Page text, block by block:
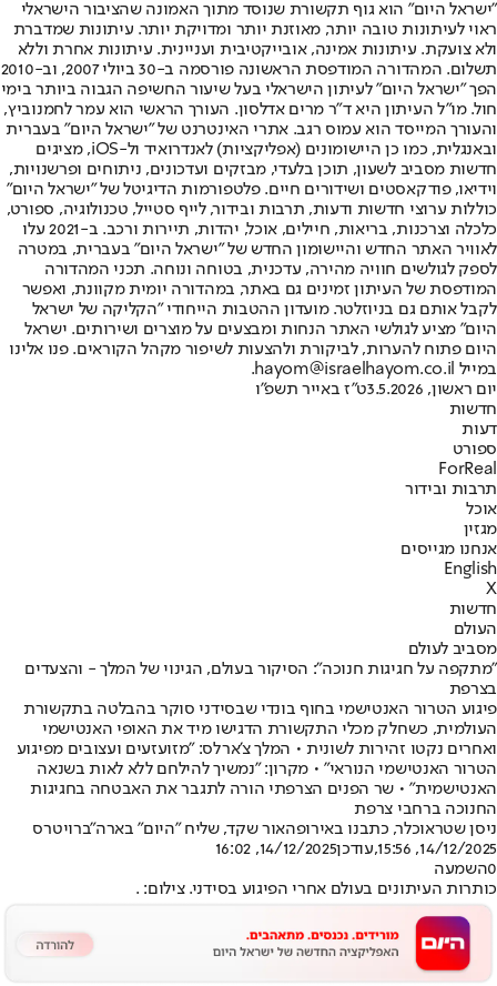
"ישראל היום" הוא גוף תקשורת שנוסד מתוך האמונה שהציבור הישראלי
ראוי לעיתונות טובה יותר, מאוזנת יותר ומדויקת יותר. עיתונות שמדברת
ולא צועקת. עיתונות אמינה, אובייקטיבית ועניינית. עיתונות אחרת וללא
תשלום. המהדורה המודפסת הראשונה פורסמה ב-30 ביולי 2007, וב-2010
הפך "ישראל היום" לעיתון הישראלי בעל שיעור החשיפה הגבוה ביותר בימי
חול. מו"ל העיתון היא ד"ר מרים אדלסון. העורך הראשי הוא עמר לחמנוביץ,
והעורך המייסד הוא עמוס רגב. אתרי האינטרנט של "ישראל היום" בעברית
ובאנגלית, כמו כן היישומונים (אפליקציות) לאנדרואיד ול-iOS, מציגים
חדשות מסביב לשעון, תוכן בלעדי, מבזקים ועדכונים, ניתוחים ופרשנויות,
וידיאו, פודקאסטים ושידורים חיים. פלטפורמות הדיגיטל של "ישראל היום"
כוללות ערוצי חדשות ודעות, תרבות ובידור, לייף סטייל, טכנולוגיה, ספורט,
כלכלה וצרכנות, בריאות, חיילים, אוכל, יהדות, תיירות ורכב. ב-2021 עלו
לאוויר האתר החדש והיישומון החדש של "ישראל היום" בעברית, במטרה
לספק לגולשים חוויה מהירה, עדכנית, בטוחה ונוחה. תכני המהדורה
המודפסת של העיתון זמינים גם באתר, במהדורה יומית מקוונת, ואפשר
לקבל אותם גם בניוזלטר. מועדון ההטבות הייחודי "הקליקה של ישראל
היום" מציע לגולשי האתר הנחות ומבצעים על מוצרים ושירותים. ישראל
היום פתוח להערות, לביקורת ולהצעות לשיפור מקהל הקוראים. פנו אלינו
במייל hayom@israelhayom.co.il.
יום ראשון, 3.5.2026
ט"ז באייר תשפ"ו
חדשות
דעות
ספורט
ForReal
תרבות ובידור
אוכל
מגזין
אנחנו מגייסים
English
X
חדשות
העולם
מסביב לעולם
״מתקפה על חגיגות חנוכה״: הסיקור בעולם, הגינוי של המלך - והצעדים
בצרפת
פיגוע הטרור האנטישמי בחוף בונדי שבסידני סוקר בהבלטה בתקשורת
העולמית, כשחלק מכלי התקשורת הדגישו מיד את האופי האנטישמי
ואחרים נקטו זהירות לשונית • המלך צ'ארלס: ״מזועזעים ועצובים מפיגוע
הטרור האנטישמי הנוראי״ • מקרון: ״נמשיך להילחם ללא לאות בשנאה
האנטישמית״ • שר הפנים הצרפתי הורה לתגבר את האבטחה בחגיגות
החנוכה ברחבי צרפת
ניסן שטראוכלר, כתבנו באירופהאור שקד, שליח "היום" בארה"ברויטרס
14/12/2025, 15:56
,עודכן14/12/2025, 16:02
0השמעה
כותרות העיתונים בעולם אחרי הפיגוע בסידני. צילום: .